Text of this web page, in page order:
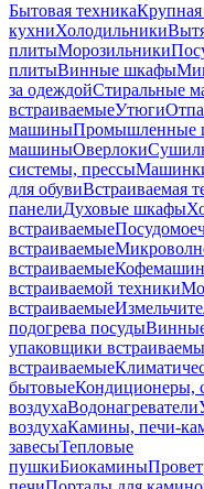
Бытовая техникаКрупная
кухниХолодильники
плитыМорозильники
плитыВинные шкафы
за одеждойСтиральные
встраиваемыеУтюги
машиныПромышленные
машиныОверлоки
системы, прессы
для обувиВстраиваемая
панелиДуховые шкафы
встраиваемые
встраиваемые
встраиваемые
встраиваемой техники
встраиваемые
подогрева посуды
упаковщики
встраиваемые
бытовыеКондиционеры,
воздухаВодонагреватели
воздухаКамины, печи-
завесыТепловые
пушкиБиокамины